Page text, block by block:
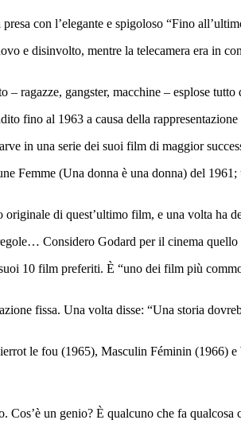
con l’elegante e spigoloso “Fino
e disinvolto, mentre la telecamera era in
ragazze, gangster, macchine – esplose
fino al 1963 a causa della
in una serie dei suoi film di maggior
Femme (Una donna è una donna) del
di quest’ultimo film, e una volta ha
Considero Godard per il cinema
10 film preferiti. È “uno dei film più
fissa. Una volta disse: “Una storia
le fou (1965), Masculin Féminin (1966) e
un genio? È qualcuno che fa